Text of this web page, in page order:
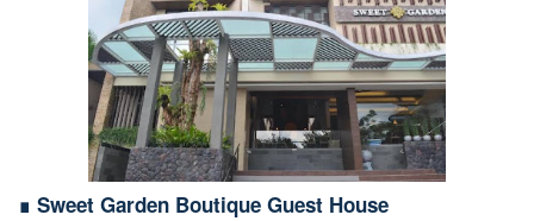
∎ Sweet Garden Boutique Guest House